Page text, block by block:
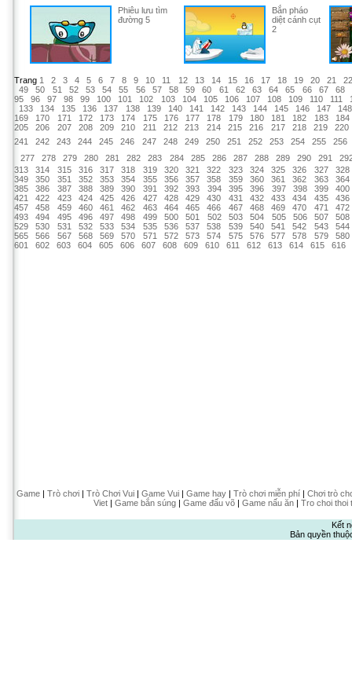
Phiêu lưu tìm
đường 5
Bắn pháo
diệt cánh cụt
2
Trang 1 2 3 4 5 6 7 8 9 10 11 12 13 14 15 16 17 18 19 20 21
22
49
50 51 52 53 54 55 56 57 58 59 60 61 62 63 64 65 66 67
68
95
96 97 98 99 100 101 102 103 104 105 106 107 108 109 110 111
133
134 135 136 137 138 139 140 141 142 143 144 145 146 147
148
169
170 171 172 173 174 175 176 177 178 179 180 181 182 183
184
205
206 207 208 209 210 211 212 213 214 215 216 217 218 219
220
241
242 243 244 245 246 247 248 249 250 251 252 253 254 255
256
277
278 279 280 281 282 283 284 285 286 287 288 289 290 291
313
314 315 316 317 318 319 320 321 322 323 324 325 326 327
328
349
350 351 352 353 354 355 356 357 358 359 360 361 362 363
364
385
386 387 388 389 390 391 392 393 394 395 396 397 398 399
400
421
422 423 424 425 426 427 428 429 430 431 432 433 434 435
436
457
458 459 460 461 462 463 464 465 466 467 468 469 470 471
472
493
494 495 496 497 498 499 500 501 502 503 504 505 506 507
508
529
530 531 532 533 534 535 536 537 538 539 540 541 542 543
544
565
566 567 568 569 570 571 572 573 574 575 576 577 578 579
580
601
602 603 604 605 606 607 608 609 610 611 612 613 614 615 616
Game| Trò chơi| Trò Chơi Vui| Game Vui| Game hay| Trò chơi miễn phí| Chơi trò
Viet| Game bắn súng| Game đấu võ| Game nấu ăn| Tro choi thoi
Kết
Bản quyền